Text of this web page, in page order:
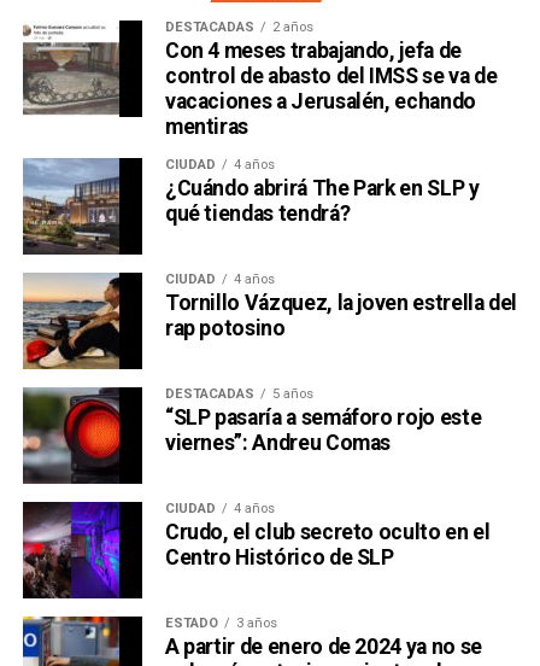
DESTACADAS 2 años
Con 4 meses trabajando, jefa de
control de abasto del IMSS se va de
vacaciones a Jerusalén, echando
mentiras
CIUDAD 4 años
¿Cuándo abrirá The Park en SLP y
qué tiendas tendrá?
CIUDAD 4 años
Tornillo Vázquez, la joven estrella del
rap potosino
DESTACADAS 5 años
“SLP pasaría a semáforo rojo este
viernes”: Andreu Comas
CIUDAD 4 años
Crudo, el club secreto oculto en el
Centro Histórico de SLP
ESTADO 3 años
A partir de enero de 2024 ya no se